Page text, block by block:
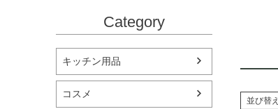
Category
キッチン用品
コスメ
並び替え